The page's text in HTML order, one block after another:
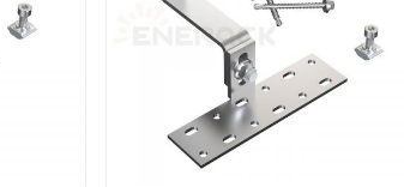
se
el
al
para
de
cumplir con los requisitos especiales de
instalación.